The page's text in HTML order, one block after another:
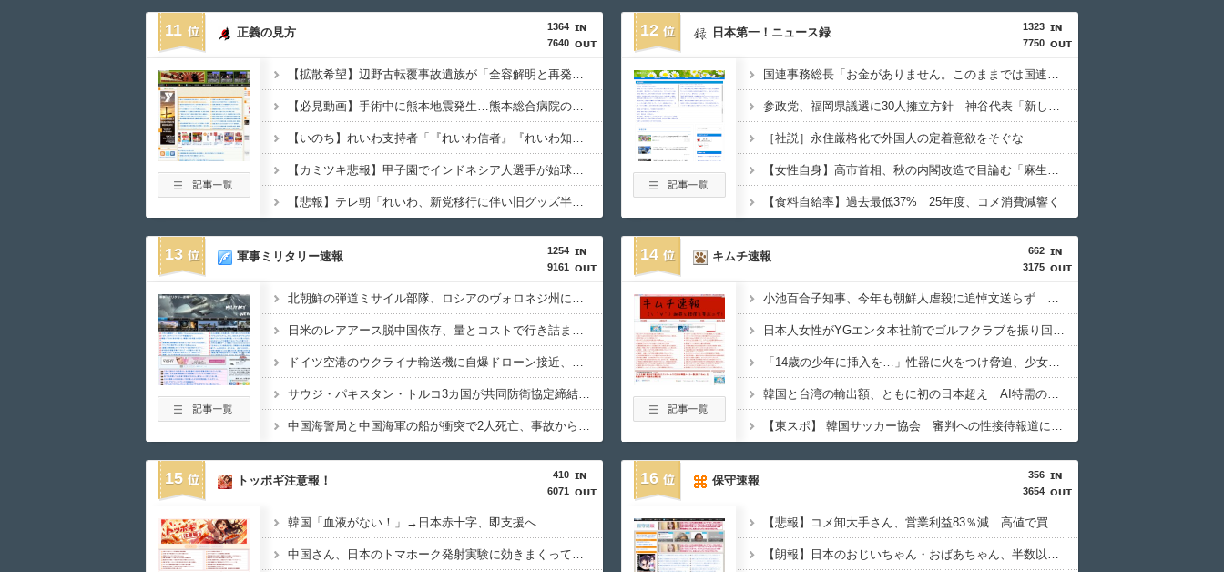
11
1364
7640
正義の見方
【拡散希望】辺野古転覆事故遺族が「全容解明と再発防止を求める会」設立 継続的に活動するためと説明、クラファン立ち上げも準備
【必見動画】手術中に熊本地震発生…熊本総合病院の例のカメラ映像、ノーカットver.が公開される
【いのち】れいわ支持者「『れいわ信者』『れいわ知能』は差別的。放送禁止用語にすべき。オールドメディアは配慮を」→かわりにピッタリの名称が爆誕してしまうw
【カミツキ悲報】甲子園でインドネシア人選手が始球式→日本保守党・百田尚樹代表「甲子園を政治利用するな！」
【悲報】テレ朝「れいわ、新党移行に伴い旧グッズ半額セール開催。でも『秘書給与疑惑』あるよね＾＾」
12
1323
7750
日本第一！ニュース録
国連事務総長「お金がありません。このままでは国連が完全崩壊します。助けて下さい」
参政党、福岡県議選に30人擁立方針 神谷代表「新しい選択肢を」
［社説］永住厳格化で外国人の定着意欲をそぐな
【女性自身】高市首相、秋の内閣改造で目論む「麻生支配からの脱却」…茂木敏充氏も小林鷹之氏もクビ
【食料自給率】過去最低37% 25年度、コメ消費減響く
13
1254
9161
軍事ミリタリー速報
北朝鮮の弾道ミサイル部隊、ロシアのヴォロネジ州に展開か…北朝鮮は本質的にウクライナと戦争状態に！
日米のレアアース脱中国依存、量とコストで行き詰まり…台湾メディア！
ドイツ空港のウクライナ輸送機に自爆ドローン接近、見つけた空港職員が蹴り落とす…高性能プラスチック爆弾搭載！
サウジ・パキスタン・トルコ3カ国が共同防衛協定締結…「イスラム版NATO」指摘も！
中国海警局と中国海軍の船が衝突で2人死亡、事故から約1年を経て公表…南シナ海でフィリピン船を追跡中！
14
662
3175
キムチ速報
小池百合子知事、今年も朝鮮人虐殺に追悼文送らず 関東大震災「毎年同じ、全ての方を慰霊」
日本人女性がYGエンタ本社前でゴルフクラブを振り回し逮捕…韓国
「14歳の少年に挿入を…」性器に火をつけ脅迫、少女達はモップで…657人が死亡した韓国“最悪の人権侵害”のおぞましすぎる実態
韓国と台湾の輸出額、ともに初の日本超え AI特需の恩恵で差 26年上期
【東スポ】 韓国サッカー協会 審判への性接待報道にＳＮＳ紛糾「徹底追及」「２００２年はどうなの？」
15
410
6071
トッポギ注意報！
韓国「血液がない！」→日本赤十字、即支援へ
中国さん、日本のトマホーク発射実験に効きまくってしまうｗｗｗｗｗ
16
356
3654
保守速報
【悲報】コメ卸大手さん、営業利益83％減 高値で買い込んだ米が売れず「損切り祭り」開幕へ
【朗報】日本のおじいちゃん・おばあちゃん、半数以上がSNSを使いこなしていたｗｗｗｗｗ